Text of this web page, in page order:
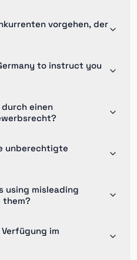
vorgehen, der
to instruct you
einen
unberechtigte
using misleading
them?
im